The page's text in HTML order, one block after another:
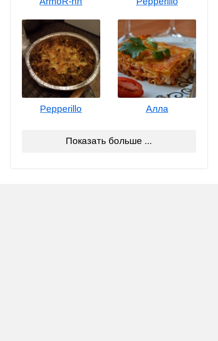
Pepperillo Алла
Показать больше ...